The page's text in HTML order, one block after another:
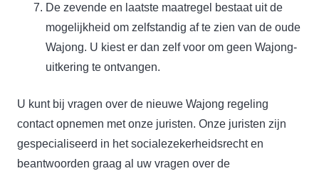
De zevende en laatste maatregel bestaat uit de
mogelijkheid om zelfstandig af te zien van de oude
Wajong. U kiest er dan zelf voor om geen Wajong-
uitkering te ontvangen.
U kunt bij vragen over de nieuwe Wajong regeling
contact opnemen met onze juristen. Onze juristen zijn
gespecialiseerd in het socialezekerheidsrecht en
beantwoorden graag al uw vragen over de